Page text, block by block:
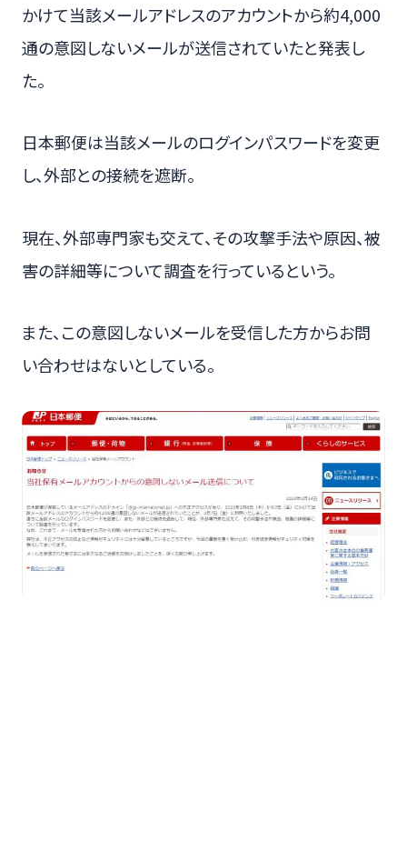
かけて当該メールアドレスのアカウントから約4,000
通の意図しないメールが送信されていたと発表し
た。
日本郵便は当該メールのログインパスワードを変更
し、外部との接続を遮断。
現在、外部専門家も交えて、その攻撃手法や原因、被
害の詳細等について調査を行っているという。
また、この意図しないメールを受信した方からお問
い合わせはないとしている。